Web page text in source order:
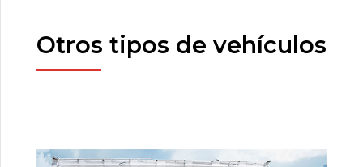
Otros tipos de vehículos